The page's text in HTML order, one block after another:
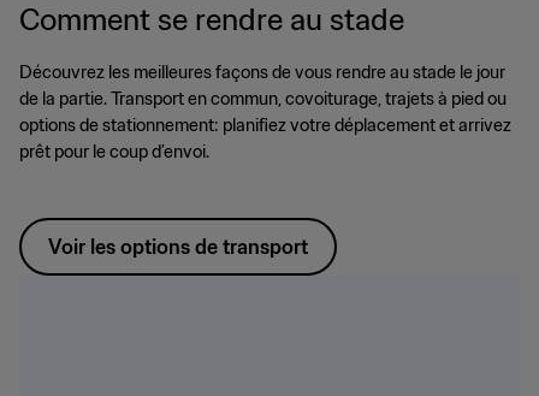
Comment se rendre au stade
Découvrez les meilleures façons de vous rendre au stade le jour
de la partie. Transport en commun, covoiturage, trajets à pied ou
options de stationnement: planifiez votre déplacement et arrivez
prêt pour le coup d’envoi.
Voir les options de transport